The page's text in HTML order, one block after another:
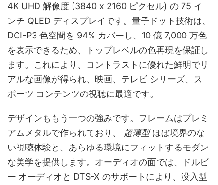
4K UHD 解像度 (3840 x 2160 ピクセル) の 75 イ
ンチ QLED ディスプレイです。量子ドット技術は、
DCI-P3 色空間を 94% カバーし、10 億 7,000 万色
を表示できるため、トップレベルの色再現を保証し
ます。これにより、コントラストに優れた鮮明でリ
アルな画像が得られ、映画、テレビ シリーズ、ス
ポーツ コンテンツの視聴に最適です。
デザインももう一つの強みです。フレームはプレミ
アムメタルで作られており、 超薄型ほぼ境界のな
い視聴体験と、あらゆる環境にフィットするモダン
な美学を提供します。オーディオの面では、ドルビ
ー オーディオと DTS-X のサポートにより、没入型